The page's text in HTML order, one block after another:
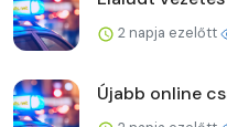
2 napja ezelőtt
Újabb online